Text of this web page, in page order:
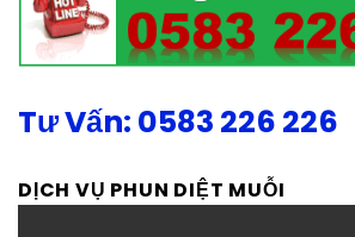
Tư Vấn: 0583 226 226
DỊCH VỤ PHUN DIỆT MUỖI